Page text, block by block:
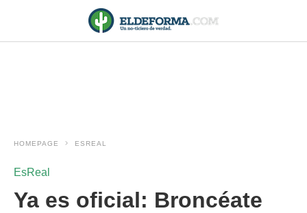
HOMEPAGE ESREAL
EsReal
Ya es oficial: Broncéate